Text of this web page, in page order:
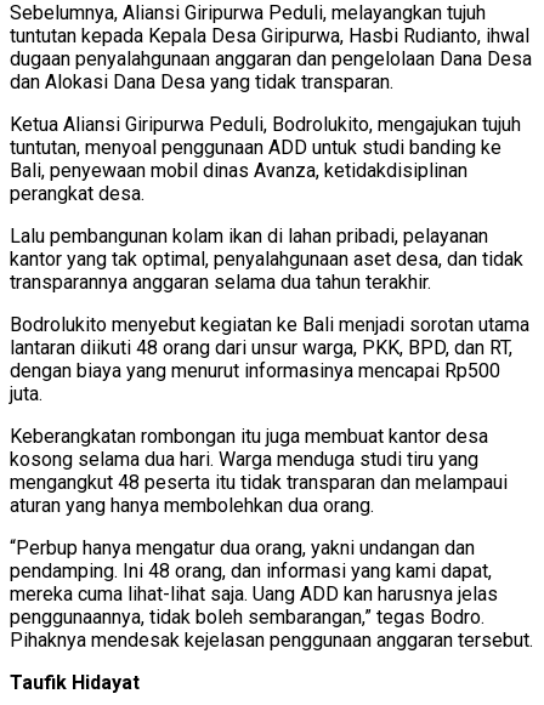
Sebelumnya, Aliansi Giripurwa Peduli, melayangkan tujuh
tuntutan kepada Kepala Desa Giripurwa, Hasbi Rudianto, ihwal
dugaan penyalahgunaan anggaran dan pengelolaan Dana Desa
dan Alokasi Dana Desa yang tidak transparan.
Ketua Aliansi Giripurwa Peduli, Bodrolukito, mengajukan tujuh
tuntutan, menyoal penggunaan ADD untuk studi banding ke
Bali, penyewaan mobil dinas Avanza, ketidakdisiplinan
perangkat desa.
Lalu pembangunan kolam ikan di lahan pribadi, pelayanan
kantor yang tak optimal, penyalahgunaan aset desa, dan tidak
transparannya anggaran selama dua tahun terakhir.
Bodrolukito menyebut kegiatan ke Bali menjadi sorotan utama
lantaran diikuti 48 orang dari unsur warga, PKK, BPD, dan RT,
dengan biaya yang menurut informasinya mencapai Rp500
juta.
Keberangkatan rombongan itu juga membuat kantor desa
kosong selama dua hari. Warga menduga studi tiru yang
mengangkut 48 peserta itu tidak transparan dan melampaui
aturan yang hanya membolehkan dua orang.
“Perbup hanya mengatur dua orang, yakni undangan dan
pendamping. Ini 48 orang, dan informasi yang kami dapat,
mereka cuma lihat-lihat saja. Uang ADD kan harusnya jelas
penggunaannya, tidak boleh sembarangan,” tegas Bodro.
Pihaknya mendesak kejelasan penggunaan anggaran tersebut.
Taufik Hidayat